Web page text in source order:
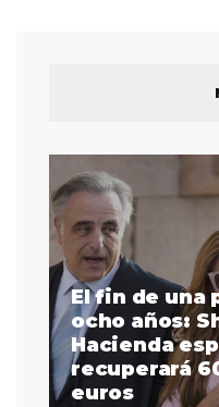
El fin de una
ocho años:
Hacienda
recuperará
euros